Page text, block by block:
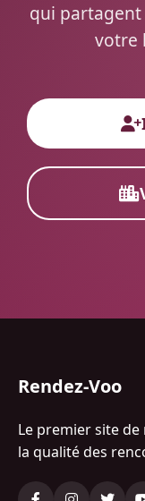
qui partagent
votre
Rendez-Voo
Le premier site
la qualité des